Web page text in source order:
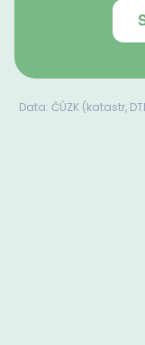
Data: ČÚZK (katastr,